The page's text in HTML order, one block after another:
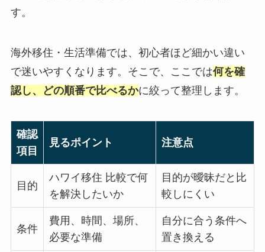
す。
海外移住・生活準備では、初心者ほど細かい違い
で迷いやすくなります。そこで、ここでは何を確
認し、どの順番で比べるかに絞って整理します。
確認
項目
見るポイント 注意点
目的
ハワイ移住 比較で何
を解決したいか
目的が曖昧だと比
較しにくい
条件
費用、時間、場所、
必要な準備
自分に合う条件へ
置き換える